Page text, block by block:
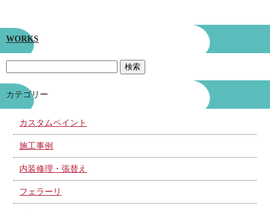
WORKS
カテゴリー
カスタムペイント
施工事例
内装修理・張替え
フェラーリ